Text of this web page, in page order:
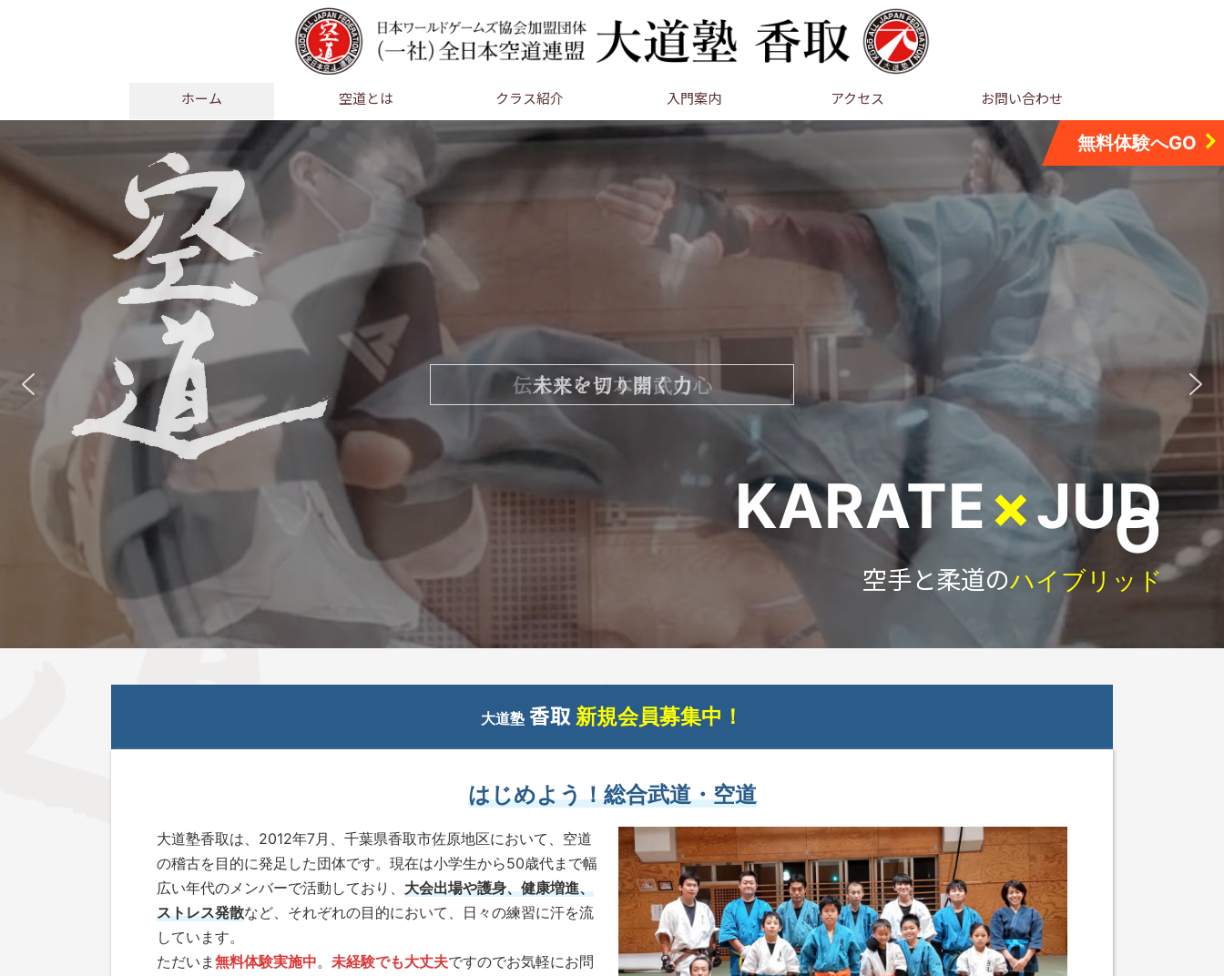
ホーム 空道とは クラス紹介 入門案内 アクセス お問い合わせ
無料体験へGO
KARATE×JUD
O
空手と柔道のハイブリッド
伝えたい日本の武の心
未来を切り開く力
大道塾 香取 新規会員募集中！
はじめよう！総合武道・空道
大道塾香取は、2012年7月、千葉県香取市佐原地区において、空道
の稽古を目的に発足した団体です。現在は小学生から50歳代まで幅
広い年代のメンバーで活動しており、 大会出場や護身、健康増進、
ストレス発散など、それぞれの目的において、日々の練習に汗を流
しています。
ただいま 無料体験実施中。 未経験でも大丈夫ですのでお気軽にお問